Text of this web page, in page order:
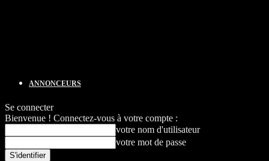
ANNONCEURS
Se connecter
Bienvenue ! Connectez-vous à votre compte :
votre nom d'utilisateur
votre mot de passe